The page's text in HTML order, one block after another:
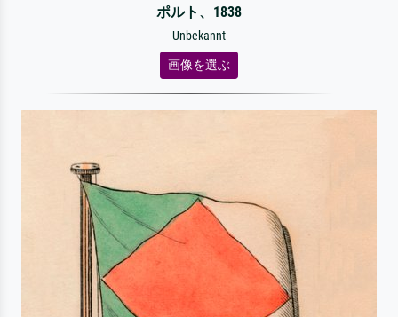
ポルト、1838
Unbekannt
画像を選ぶ